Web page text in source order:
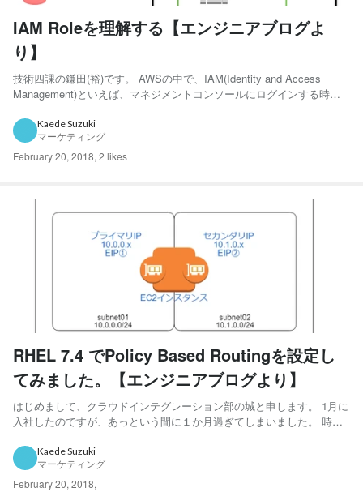
IAM Roleを理解する【エンジニアブログよ
り】
技術四課の鎌田(裕)です。 AWSの中で、IAM(Identity and Access
Management)といえば、マネジメントコンソールにログインする時に
に使われるサービス、という概要は皆さんご存知だと思います。 IAM
User, IAM...
Kaede Suzuki
マーケティング
February 20, 2018, 2 likes
RHEL 7.4 でPolicy Based Routingを設定し
てみました。【エンジニアブログより】
はじめまして、クラウドインテグレーション部の城と申します。 1月に
入社したのですが、あっという間に１か月過ぎてしまいました。 時間
EC2インスタンスに別々のCIDRブロックのプライベートアドレスを付
与し、それぞれと外部から通信させたいというケースが...
Kaede Suzuki
マーケティング
February 20, 2018,